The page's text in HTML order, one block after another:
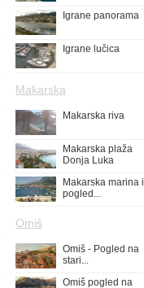
Igrane panorama
Igrane lučica
Makarska
Makarska riva
Makarska plaža
Donja Luka
Makarska marina i
pogled...
Omiš
Omiš - Pogled na
stari...
Omiš pogled na